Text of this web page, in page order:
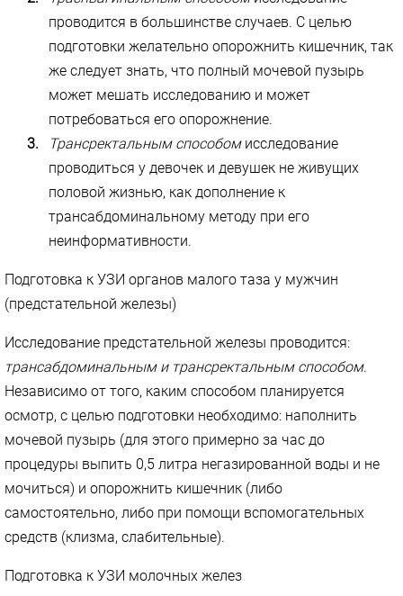
проводится в большинстве случаев. С целью
подготовки желательно опорожнить кишечник, так
же следует знать, что полный мочевой пузырь
может мешать исследованию и может
потребоваться его опорожнение.
Трансректальным способом исследование
проводиться у девочек и девушек не живущих
половой жизнью, как дополнение к
трансабдоминальному методу при его
неинформативности.
Подготовка к УЗИ органов малого таза у мужчин
(предстательной железы)
Исследование предстательной железы проводится:
трансабдоминальным и трансректальным способом.
Независимо от того, каким способом планируется
осмотр, с целью подготовки необходимо: наполнить
мочевой пузырь (для этого примерно за час до
процедуры выпить 0,5 литра негазированной воды и не
мочиться) и опорожнить кишечник (либо
самостоятельно, либо при помощи вспомогательных
средств (клизма, слабительные).
Подготовка к УЗИ молочных желез